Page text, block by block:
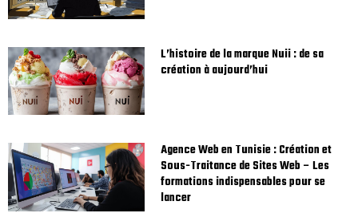
L’histoire de la marque Nuii : de sa
création à aujourd’hui
Agence Web en Tunisie : Création et
Sous-Traitance de Sites Web – Les
formations indispensables pour se
lancer